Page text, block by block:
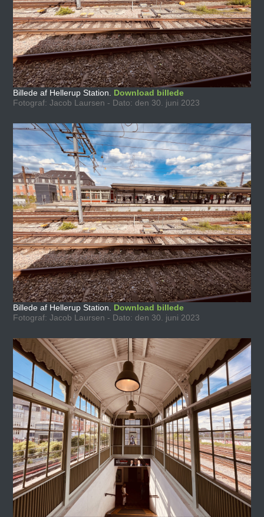
Billede af Hellerup Station. Download billede
Fotograf: Jacob Laursen - Dato: den 30. juni 2023
Billede af Hellerup Station. Download billede
Fotograf: Jacob Laursen - Dato: den 30. juni 2023